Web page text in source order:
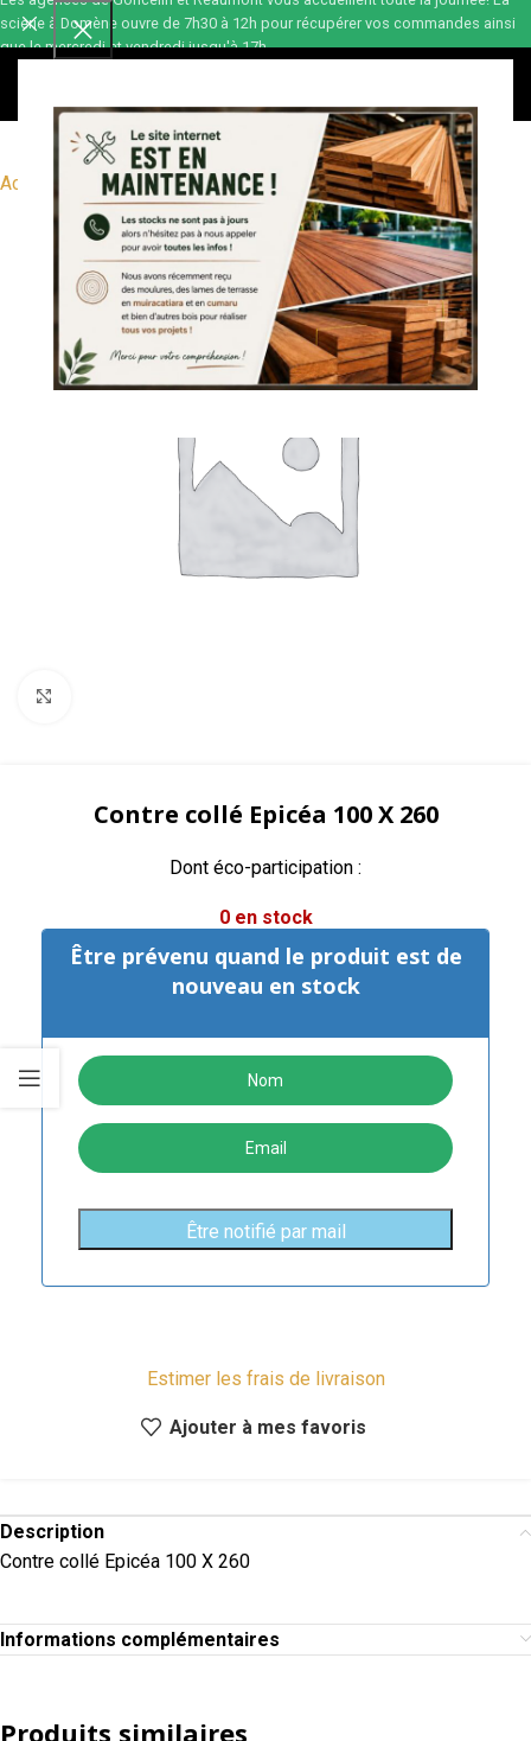
Accueil Divers produits
Contre collé Epicéa 100 X 260
Dont éco-participation :
0 en stock
Être prévenu quand le produit est de
nouveau en stock
Estimer les frais de livraison
Ajouter à mes favoris
Description
Contre collé Epicéa 100 X 260
Informations complémentaires
Produits similaires
scierie à Domène ouvre de 7h30 à 12h pour récupérer vos commandes ainsi
que le mercredi et vendredi jusqu'à 17h.